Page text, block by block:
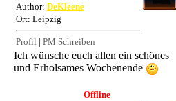
Author: DeKleene
Ort: Leipzig
Profil | PM Schreiben
Ich wünsche euch allen ein schönes
und Erholsames Wochenende
Offline